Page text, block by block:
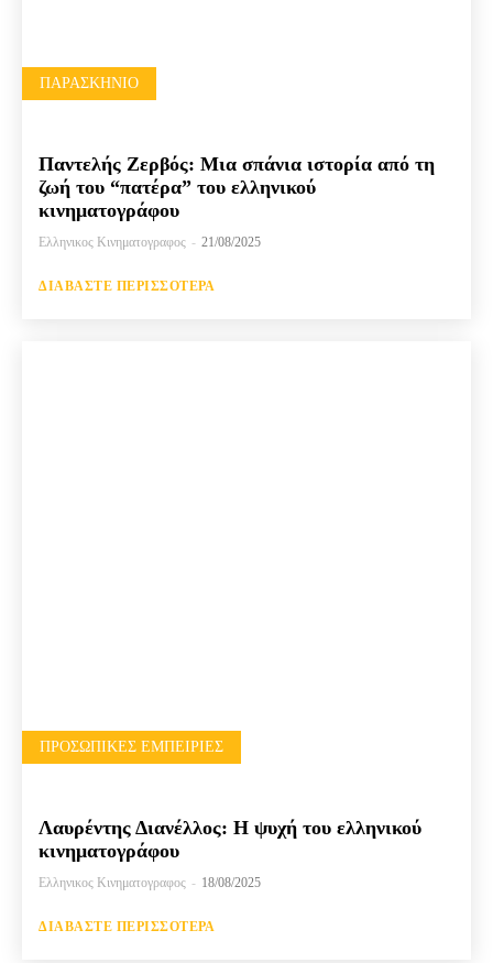
ΠΑΡΑΣΚΉΝΙΟ
Παντελής Ζερβός: Μια σπάνια ιστορία από τη
ζωή του “πατέρα” του ελληνικού
κινηματογράφου
Ελληνικος Κινηματογραφος - 21/08/2025
ΔΙΑΒΆΣΤΕ ΠΕΡΙΣΣΌΤΕΡΑ
ΠΡΟΣΩΠΙΚΈΣ ΕΜΠΕΙΡΊΕΣ
Λαυρέντης Διανέλλος: Η ψυχή του ελληνικού
κινηματογράφου
Ελληνικος Κινηματογραφος - 18/08/2025
ΔΙΑΒΆΣΤΕ ΠΕΡΙΣΣΌΤΕΡΑ